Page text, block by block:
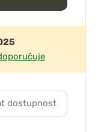
dostupnost